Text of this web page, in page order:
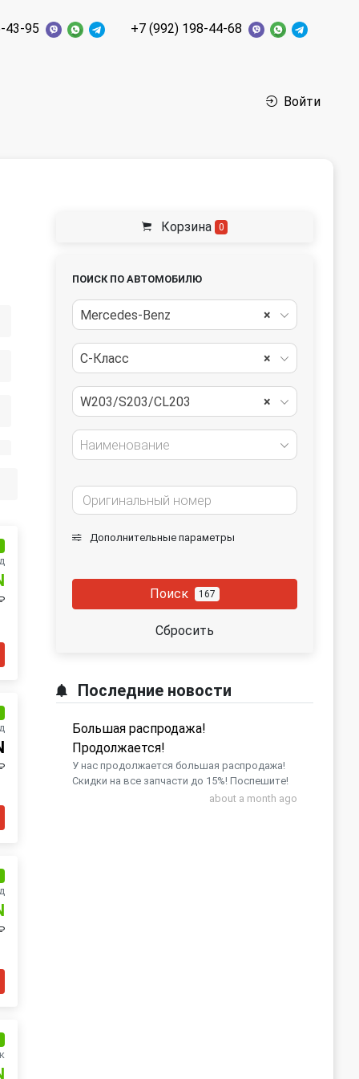
43-95 +7 (992) 198-44-68
Войти
Корзина 0
ПОИСК ПО АВТОМОБИЛЮ
×
Mercedes-Benz
×
C-Класс
×
W203/S203/CL203
Наименование
Дополнительные параметры
Поиск 167
Сбросить
Последние новости
Большая распродажа!
Продолжается!
У нас продолжается большая распродажа!
Скидки на все запчасти до 15%! Поспешите!
about a month ago